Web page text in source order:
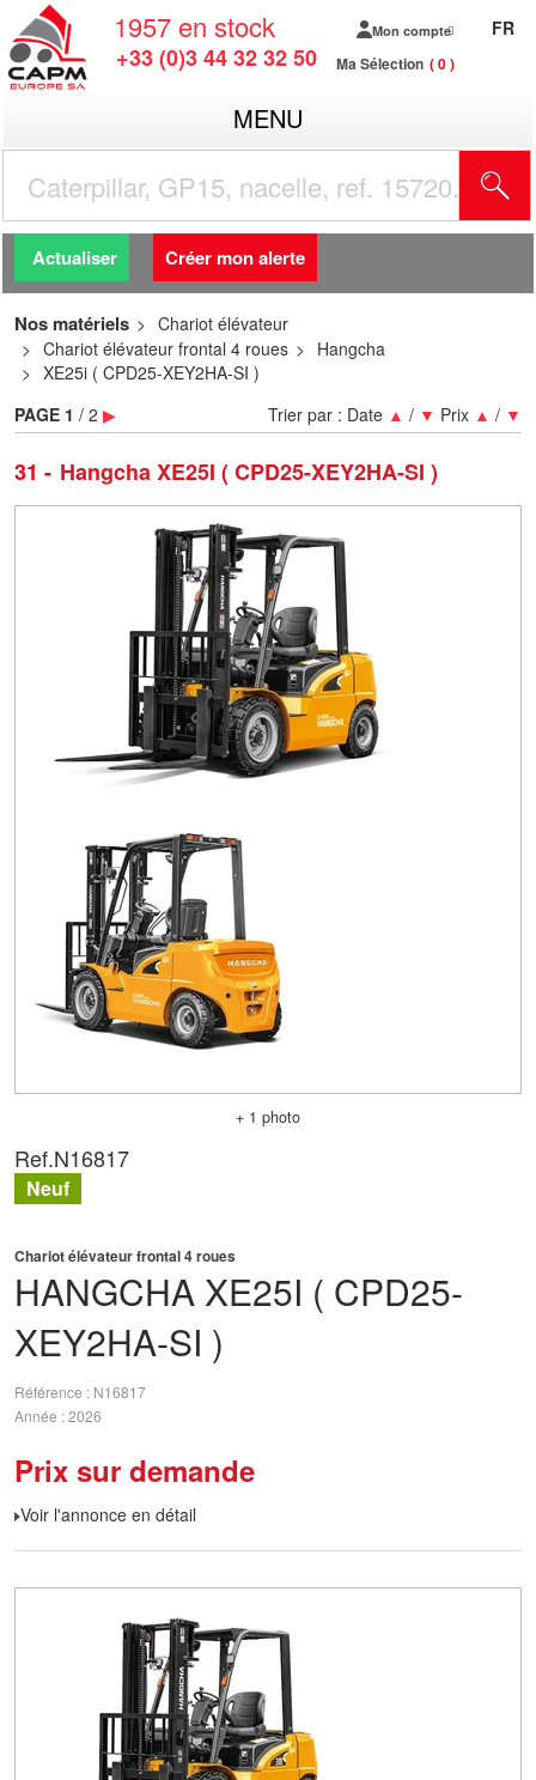
1957 en stock
+33 (0)3 44 32 32 50
Mon compte
Ma Sélection 0
FR
MENU
Actualiser Créer mon alerte
Nos matériels
Chariot élévateur
Chariot élévateur frontal 4 roues
Hangcha
XE25i ( CPD25-XEY2HA-SI )
31 Hangcha XE25I ( CPD25-XEY2HA-SI )
Trier par : Date ▲ / ▼ Prix ▲ / ▼
PAGE 1 / 2 ▶
+ 1 photo
HANGCHA XE25I ( CPD25-
XEY2HA-SI )
Chariot élévateur frontal 4 roues
Référence
N16817
Année 2026
Prix sur demande
Voir l'annonce en détail
Ref.N16817
Neuf